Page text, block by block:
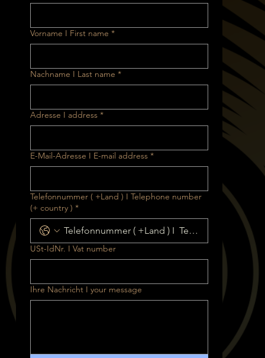
Vorname I First name *
Nachname I Last name *
Adresse I address *
E-Mail-Adresse I E-mail address *
Telefonnummer ( +Land ) I Telephone number
(+ country ) *
USt-IdNr. I Vat number
Ihre Nachricht I your message